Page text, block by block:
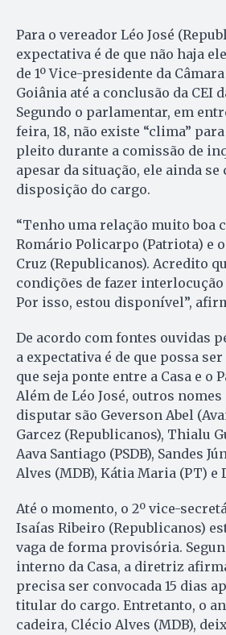
Para o vereador Léo José
expectativa é de que não haja
de 1º Vice-presidente da
Goiânia até a conclusão da CEI
Segundo o parlamentar, em
feira, 18, não existe “clima”
pleito durante a comissão de
apesar da situação, ele ainda se
disposição do cargo.
“Tenho uma relação muito boa
Romário Policarpo (Patriota) e
Cruz (Republicanos). Acredito
condições de fazer interlocução
Por isso, estou disponível”,
De acordo com fontes ouvidas
a expectativa é de que possa
que seja ponte entre a Casa e o
Além de Léo José, outros
disputar são Geverson Abel
Garcez (Republicanos), Thialu
Aava Santiago (PSDB), Sandes
Alves (MDB), Kátia Maria (PT) e
Até o momento, o 2º vice-
Isaías Ribeiro (Republicanos)
vaga de forma provisória.
interno da Casa, a diretriz
precisa ser convocada 15 dias
titular do cargo. Entretanto, o
cadeira, Clécio Alves (MDB),